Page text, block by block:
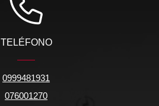
TELÉFONO
0999481931
076001270